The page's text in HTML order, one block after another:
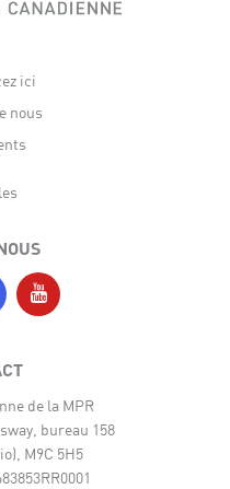
ici
nous
de la MPR
bureau 158
M9C 5H5